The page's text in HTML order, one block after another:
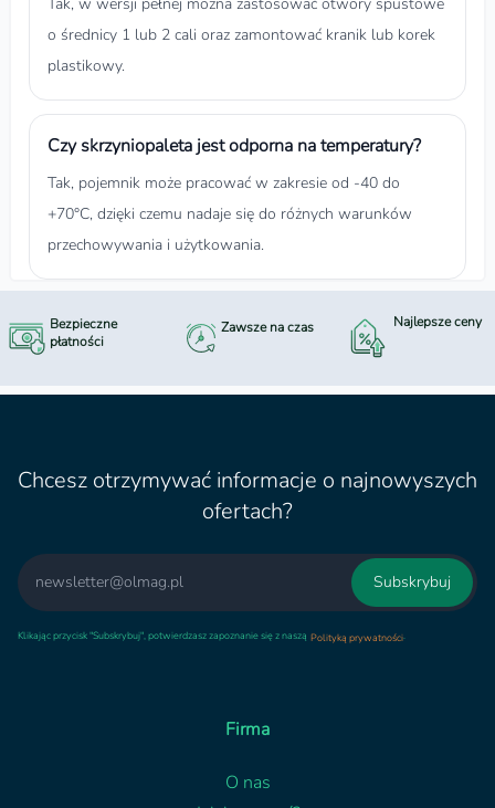
o średnicy 1 lub 2 cali oraz zamontować kranik lub korek
plastikowy.
Czy skrzyniopaleta jest odporna na temperatury?
Tak, pojemnik może pracować w zakresie od -40 do
+70°C, dzięki czemu nadaje się do różnych warunków
przechowywania i użytkowania.
Bezpieczne
płatności
Zawsze na czas Najlepsze ceny
Chcesz otrzymywać informacje o najnowyszych
ofertach?
Email
Subskrybuj
Klikając przycisk "Subskrybuj", potwierdzasz zapoznanie się z naszą Polityką prywatności.
Firma
O nas